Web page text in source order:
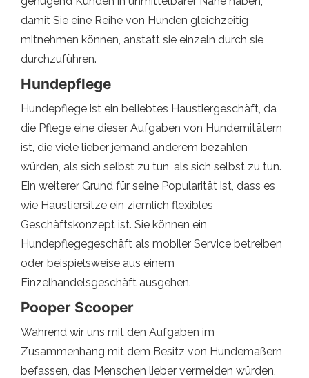
damit Sie eine Reihe von Hunden gleichzeitig
mitnehmen können, anstatt sie einzeln durch sie
durchzuführen.
Hundepflege
Hundepflege ist ein beliebtes Haustiergeschäft, da
die Pflege eine dieser Aufgaben von Hundemitätern
ist, die viele lieber jemand anderem bezahlen
würden, als sich selbst zu tun, als sich selbst zu tun.
Ein weiterer Grund für seine Popularität ist, dass es
wie Haustiersitze ein ziemlich flexibles
Geschäftskonzept ist. Sie können ein
Hundepflegegeschäft als mobiler Service betreiben
oder beispielsweise aus einem
Einzelhandelsgeschäft ausgehen.
Pooper Scooper
Während wir uns mit den Aufgaben im
Zusammenhang mit dem Besitz von Hundemaßern
befassen, das Menschen lieber vermeiden würden,